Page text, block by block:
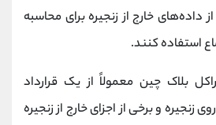
داده‌های خارج از زنجیره برای محاسبه
استفاده کنند.
بلاک چین معمولاً از یک قرارداد
زنجیره و برخی از اجزای خارج از زنجیره